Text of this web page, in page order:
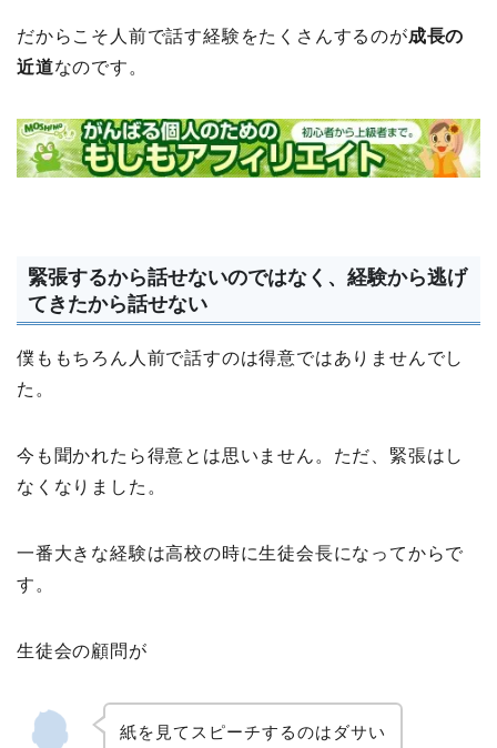
だからこそ人前で話す経験をたくさんするのが成長の
近道なのです。
緊張するから話せないのではなく、経験から逃げ
てきたから話せない
僕ももちろん人前で話すのは得意ではありませんでし
た。
今も聞かれたら得意とは思いません。ただ、緊張はし
なくなりました。
一番大きな経験は高校の時に生徒会長になってからで
す。
生徒会の顧問が
紙を見てスピーチするのはダサい